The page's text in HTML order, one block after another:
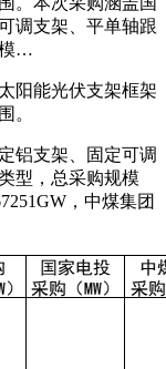
调支架、平单轴跟
模…
阳能光伏支架框架
。
铝支架、固定可调
型，总采购规模
，中煤集团